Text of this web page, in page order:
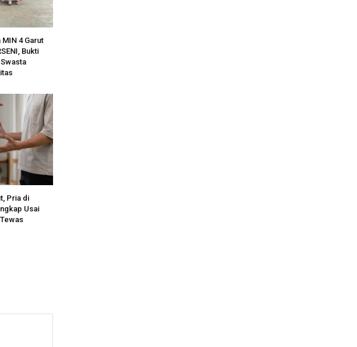
MIN 4 Garut
Bukti
Pria di
Usai